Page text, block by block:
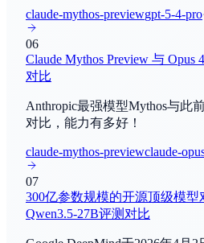
ByAnthropic
Gemini 3.5 Live Translate
ByGoogle Deep Mind
Nemotron 3 Ultra
Gemini-SQL2
数学推理
数学推理
IC SWE-Lancer(Diamond)
编程与软件工程
claude-mythos-previewgpt-5-4-pro
06
Claude Mythos Preview 与
对比
Anthropic最强模型Mythos与此
对比，能力有多好！
claude-mythos-previewclaude-
07
300亿参数规模的开源顶级模型
Qwen3.5-27B评测对比